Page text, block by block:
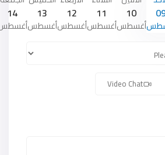
10
أغسطس
11
أغسطس
12
أغسطس
13
أغسطس
14
Video Chat